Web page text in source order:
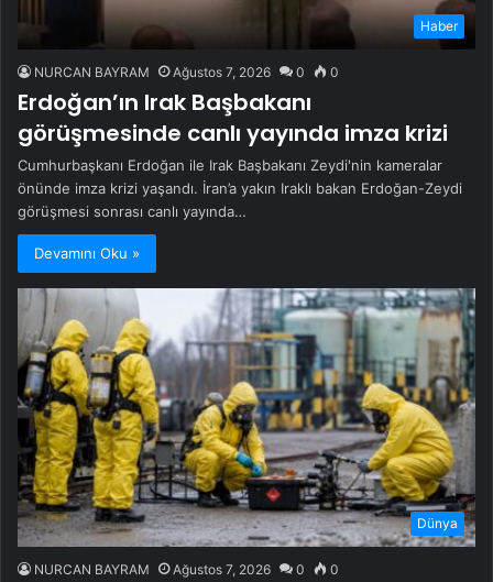
Haber
NURCAN BAYRAM Ağustos 7, 2026 0 0
Erdoğan’ın Irak Başbakanı
görüşmesinde canlı yayında imza krizi
Cumhurbaşkanı Erdoğan ile Irak Başbakanı Zeydi'nin kameralar
önünde imza krizi yaşandı. İran’a yakın Iraklı bakan Erdoğan-Zeydi
görüşmesi sonrası canlı yayında…
Devamını Oku »
Dünya
NURCAN BAYRAM Ağustos 7, 2026 0 0